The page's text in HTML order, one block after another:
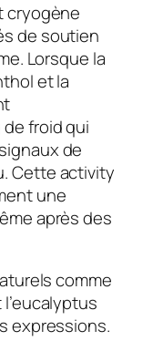
cryogène
de soutien
Lorsque la
et la
froid qui
de
Cette activity
une
après des
comme
expressions.